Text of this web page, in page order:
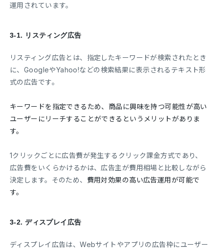
運用されています。
3-1. リスティング広告
リスティング広告とは、指定したキーワードが検索されたとき
に、GoogleやYahoo!などの検索結果に表示されるテキスト形
式の広告です。
キーワードを指定できるため、商品に興味を持つ可能性が高い
ユーザーにリーチすることができるというメリットがありま
す。
1クリックごとに広告費が発生するクリック課金方式であり、
広告費をいくらかけるかは、広告主が費用相場と比較しながら
決定します。そのため、 費用対効果の高い広告運用が可能で
す。
3-2.ディスプレイ広告
ディスプレイ広告は、Webサイトやアプリの広告枠にユーザー